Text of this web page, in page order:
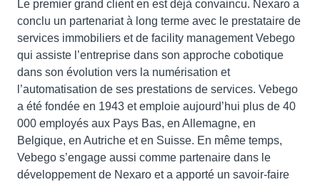
Le premier grand client en est déjà convaincu. Nexaro a
conclu un partenariat à long terme avec le prestataire de
services immobiliers et de facility management Vebego
qui assiste l’entreprise dans son approche cobotique
dans son évolution vers la numérisation et
l’automatisation de ses prestations de services. Vebego
a été fondée en 1943 et emploie aujourd’hui plus de 40
000 employés aux Pays Bas, en Allemagne, en
Belgique, en Autriche et en Suisse. En même temps,
Vebego s’engage aussi comme partenaire dans le
développement de Nexaro et a apporté un savoir-faire